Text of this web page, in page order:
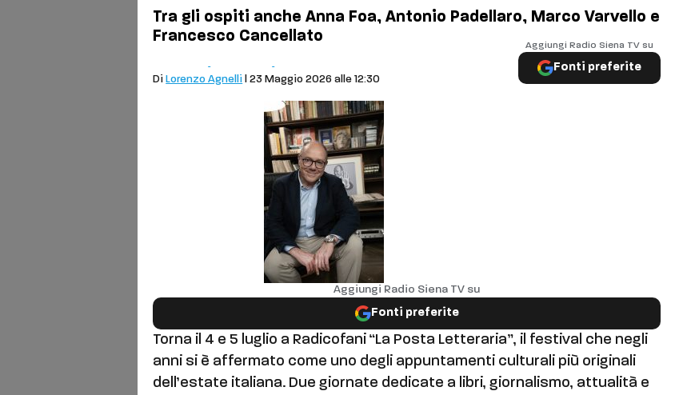
Tra gli ospiti anche Anna Foa, Antonio Padellaro, Marco Varvello e
Francesco Cancellato
Di Lorenzo Agnelli | 23 Maggio 2026 alle 12:30
Aggiungi Radio Siena TV su
Fonti preferite
Aggiungi Radio Siena TV su
Fonti preferite
Torna il 4 e 5 luglio a Radicofani “La Posta Letteraria”, il festival che negli
anni si è affermato come uno degli appuntamenti culturali più originali
dell’estate italiana. Due giornate dedicate a libri, giornalismo, attualità e